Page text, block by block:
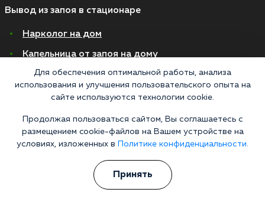
Вывод из запоя в стационаре
Нарколог на дом
Капельница от запоя на дому
Капельница от запоя в стационаре
Капельница от похмелья
Детоксикация
Экстренное вытрезвление
Лечение алкоголизма в стационаре
Для обеспечения оптимальной работы, анализа
использования и улучшения пользовательского опыта на
сайте используются технологии cookie.
Продолжая пользоваться сайтом, Вы соглашаетесь с
размещением cookie-файлов на Вашем устройстве на
условиях, изложенных в
Политике конфиденциальности.
Принять